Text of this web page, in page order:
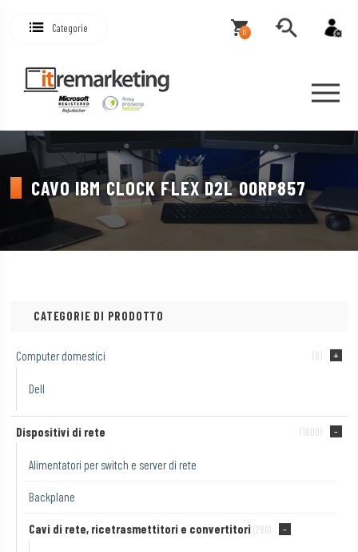
Categorie 0
CAVO IBM CLOCK FLEX D2L 00RP857
CATEGORIE DI PRODOTTO
Computer domestici (8)
Dell
Dispositivi di rete (1000)
Alimentatori per switch e server di rete
Backplane
Cavi di rete, ricetrasmettitori e convertitori (286)